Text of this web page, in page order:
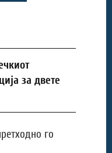
за двете
го